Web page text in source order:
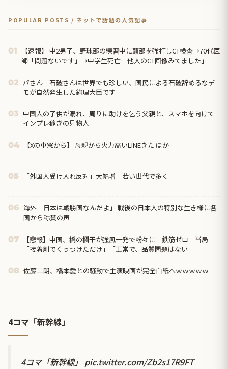
POPULAR POSTS / ネットで話題の人気記事
01
【速報】 中2男子、野球部の練習中に頭部を強打しCT検査→70代医
師「問題ないです」→中学生死亡「他人のCT画像みてました」
02 パさん「石破さんは世界でも珍しい、国民による石破辞めるなデ
モが自然発生した総理大臣です」
03 中国人の子供が溺れ、周りに助けを乞う父親と、スマホを向けて
インプレ稼ぎの見物人
04 【Xの車窓から】 母親から火力高いLINEきた ほか
05 「外国人受け入れ反対」大幅増 若い世代で多く
06 海外「日本は戦勝国なんだよ」 戦後の日本人の特別な生き様に各
国から称賛の声
07
【悲報】中国、橋の欄干が強風一発で粉々に 鉄筋ゼロ 当局
「接着剤でくっつけただけ」「正常で、品質問題はない」
08 佐藤二朗、橋本愛との騒動で主演映画が完全白紙へｗｗｗｗｗ
4コマ「新幹線」
4コマ「新幹線」 pic.twitter.com/Zb2s17R9FT